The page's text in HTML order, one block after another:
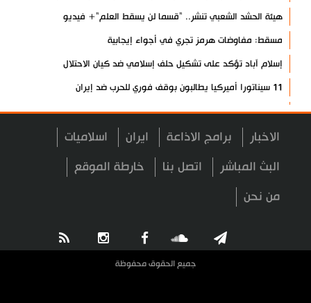
هيئة الحشد الشعبي تنشر.. "قسما لن يسقط العلم"+ فيديو
مسقط: مفاوضات هرمز تجري في أجواء إيجابية
إسلام آباد تؤكد على تشكيل حلف إسلامي ضد كيان الاحتلال
11 سيناتورا أميركيا يطالبون بوقف فوري للحرب ضد إيران
ذو القدر: مضيق هرمز لن يفتح طالما لم تصحح واشنطن سلوكها
حرس الثورة: فتح مضيق هرمز مرهون بقبول الشروط الإيرانية
إيجئي: نقدر جهود الصحفيين وتصديهم لمحاولات العدو الرامية إلى
التزييف
ولايتي: على القوات الأجنبية مغادرة المنطقة
أطراف خارجية توسلت بالعراق لضمان عدم الرد على الاعتداءات
الرئيس بزشكيان: ينبغي إدانة العقلية السائدة اليوم في واشنطن
الاخبار برامج الاذاعة ايران اسلاميات
البث المباشر اتصل بنا خارطة الموقع
من نحن
جميع الحقوق محفوظة